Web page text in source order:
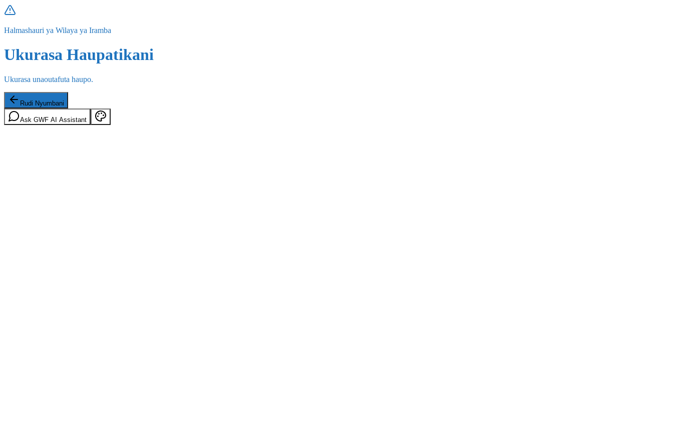
Halmashauri ya Wilaya ya Iramba
Ukurasa Haupatikani
Ukurasa unaoutafuta haupo.
Rudi Nyumbani
Ask GWF AI Assistant